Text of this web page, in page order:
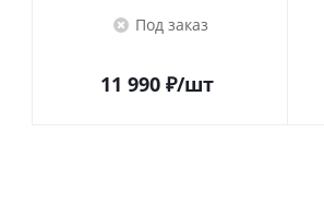
Под заказ
11 990₽/шт